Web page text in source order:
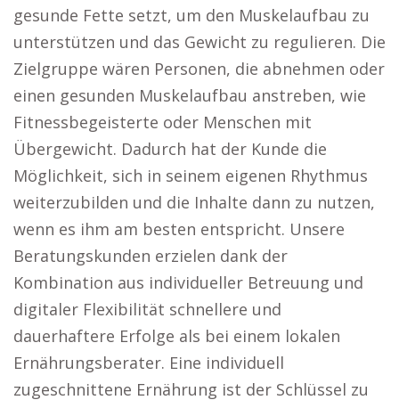
gesunde Fette setzt, um den Muskelaufbau zu
unterstützen und das Gewicht zu regulieren. Die
Zielgruppe wären Personen, die abnehmen oder
einen gesunden Muskelaufbau anstreben, wie
Fitnessbegeisterte oder Menschen mit
Übergewicht. Dadurch hat der Kunde die
Möglichkeit, sich in seinem eigenen Rhythmus
weiterzubilden und die Inhalte dann zu nutzen,
wenn es ihm am besten entspricht. Unsere
Beratungskunden erzielen dank der
Kombination aus individueller Betreuung und
digitaler Flexibilität schnellere und
dauerhaftere Erfolge als bei einem lokalen
Ernährungsberater. Eine individuell
zugeschnittene Ernährung ist der Schlüssel zu